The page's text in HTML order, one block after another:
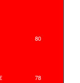
80
78